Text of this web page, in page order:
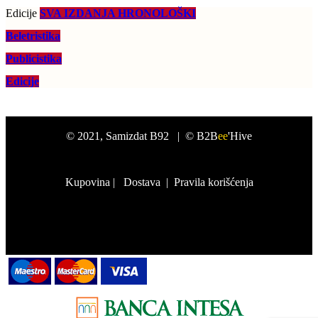
Edicije SVA IZDANJA HRONOLOŠKI
Beletristika
Publicistika
Edicije
© 2021 , Samizdat B92 | © B2Bee'Hive
Kupovina | Dostava | Pravila korišćenja